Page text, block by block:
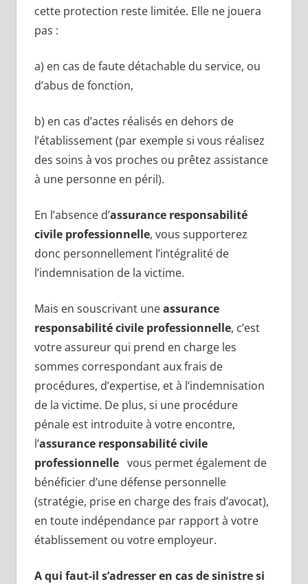
cette protection reste limitée. Elle ne jouera
pas :
a) en cas de faute détachable du service, ou
d’abus de fonction,
b) en cas d’actes réalisés en dehors de
l’établissement (par exemple si vous réalisez
des soins à vos proches ou prêtez assistance
à une personne en péril).
En l’absence d’assurance responsabilité
civile professionnelle, vous supporterez
donc personnellement l’intégralité de
l’indemnisation de la victime.
Mais en souscrivant uneassurance
responsabilité civile professionnelle, c’est
votre assureur qui prend en charge les
sommes correspondant aux frais de
procédures, d’expertise, et à l’indemnisation
de la victime. De plus, si une procédure
pénale est introduite à votre encontre,
l’assurance responsabilité civile
professionnelle vous permet également de
bénéficier d’une défense personnelle
(stratégie, prise en charge des frais d’avocat),
en toute indépendance par rapport à votre
établissement ou votre employeur.
A qui faut-il s’adresser en cas de sinistre si